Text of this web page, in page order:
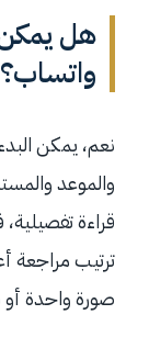
هل يمكن
واتساب؟
نعم، يمكن
والموعد
قراءة
ترتيب مراجعة
صورة واحدة